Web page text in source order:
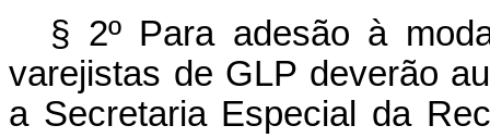
§ 2º Para adesão à
varejistas de GLP deverão
a Secretaria Especial da